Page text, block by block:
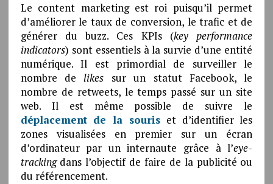
Le content marketing est roi puisqu’il permet
d’améliorer le taux de conversion, le trafic et de
générer du buzz. Ces KPIs (key performance
indicators) sont essentiels à la survie d’une entité
numérique. Il est primordial de surveiller le
nombre delikes sur un statut Facebook, le
nombre de retweets, le temps passé sur un site
web. Il est même possible de suivre le
déplacement de la souris et d’identifier les
zones visualisées en premier sur un écran
d’ordinateur par un internaute grâce à l’eye-
trackingdans l’objectif de faire de la publicité ou
du référencement.